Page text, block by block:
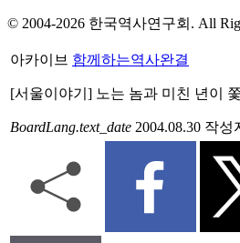
© 2004-2026 한국역사연구회. All
아카이브 함께하는역사완결
[서울이야기] 노는 놈과 미친 년이
BoardLang.text_date 2004.08.30 작성